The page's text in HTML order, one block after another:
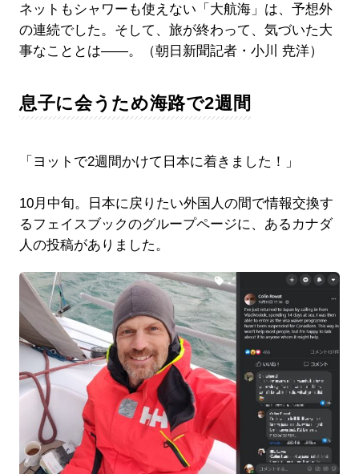
ネットもシャワーも使えない「大航海」は、予想外
の連続でした。そして、旅が終わって、気づいた大
事なこととは――。（朝日新聞記者・小川 尭洋）
息子に会うため海路で2週間
「ヨットで2週間かけて日本に着きました！」
10月中旬。日本に戻りたい外国人の間で情報交換す
るフェイスブックのグループページに、あるカナダ
人の投稿がありました。